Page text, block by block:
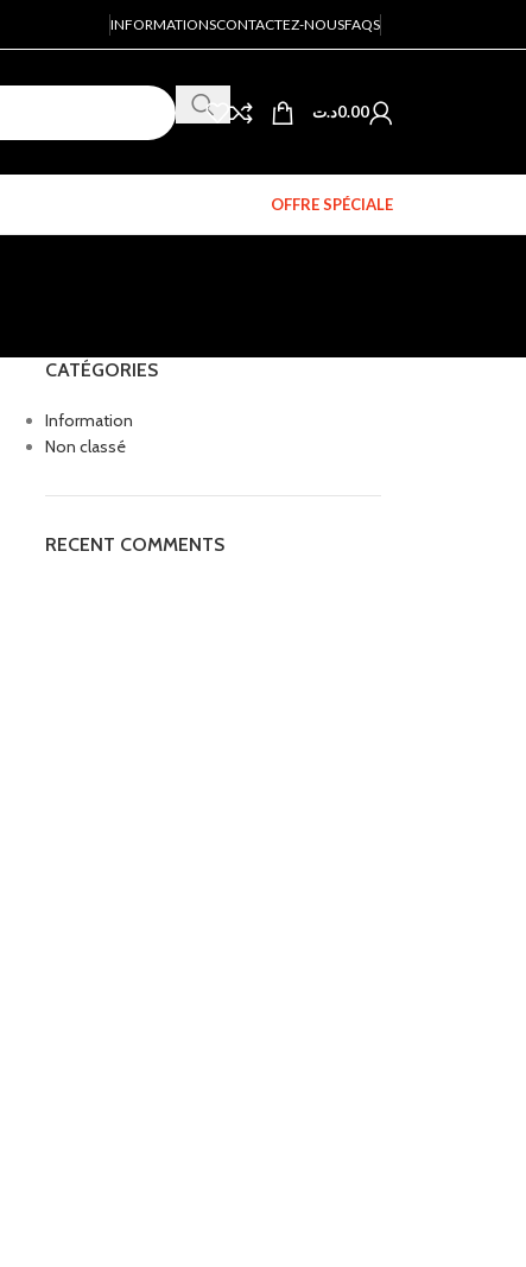
INFORMATIONSCONTACTEZ-NOUSFAQS
0.00د.ت
OFFRE SPÉCIALE
CATÉGORIES
Information
Non classé
RECENT COMMENTS